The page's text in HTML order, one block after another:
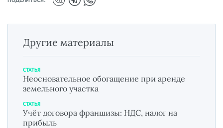
Другие материалы
СТАТЬЯ
Неосновательное обогащение при аренде
земельного участка
СТАТЬЯ
Учёт договора франшизы: НДС, налог на
прибыль